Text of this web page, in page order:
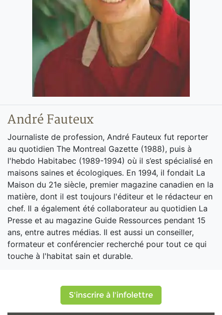
André Fauteux
Journaliste de profession, André Fauteux fut reporter
au quotidien The Montreal Gazette (1988), puis à
l'hebdo Habitabec (1989-1994) où il s’est spécialisé en
maisons saines et écologiques. En 1994, il fondait La
Maison du 21e siècle, premier magazine canadien en la
matière, dont il est toujours l'éditeur et le rédacteur en
chef. Il a également été collaborateur au quotidien La
Presse et au magazine Guide Ressources pendant 15
ans, entre autres médias. Il est aussi un conseiller,
formateur et conférencier recherché pour tout ce qui
touche à l'habitat sain et durable.
S'inscrire à l'infolettre